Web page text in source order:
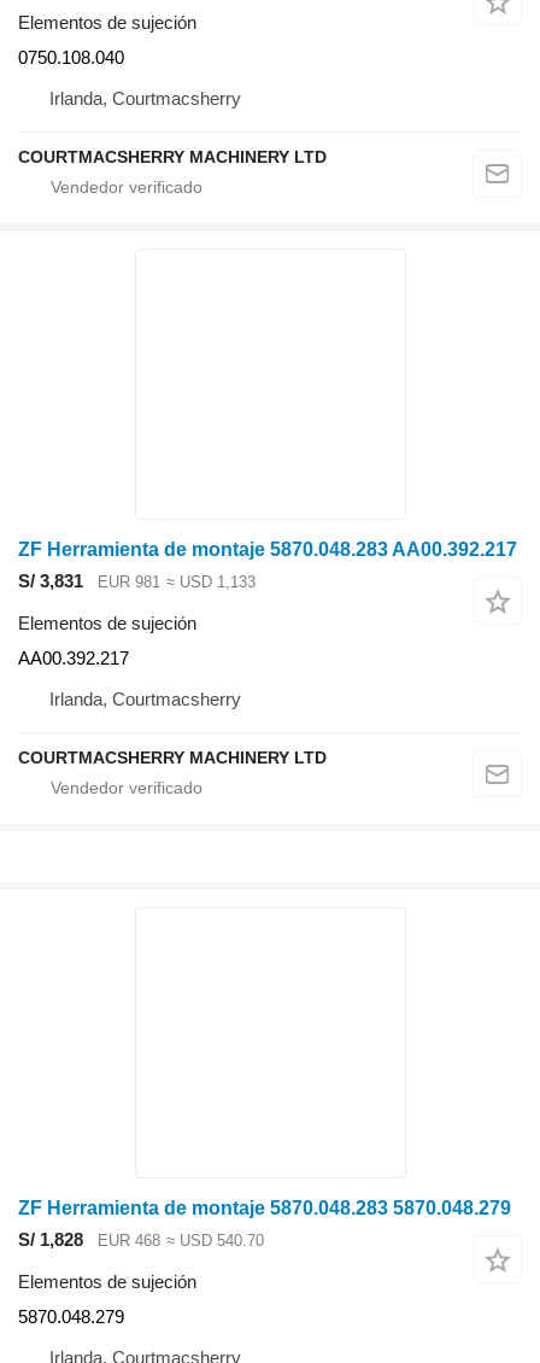
Elementos de sujeción
0750.108.040
Irlanda, Courtmacsherry
COURTMACSHERRY MACHINERY LTD
ZF Herramienta de montaje 5870.048.283 AA00.392.217
S/ 3,831
EUR 981 ≈ USD 1,133
Elementos de sujeción
AA00.392.217
Irlanda, Courtmacsherry
COURTMACSHERRY MACHINERY LTD
ZF Herramienta de montaje 5870.048.283 5870.048.279
S/ 1,828
EUR 468 ≈ USD 540.70
Elementos de sujeción
5870.048.279
Irlanda, Courtmacsherry